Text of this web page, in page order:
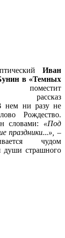
Иван
в «Темных
рассказ
нем ни разу не
Рождество.
словами: «Под
праздники...»,
–
чудом
души страшного